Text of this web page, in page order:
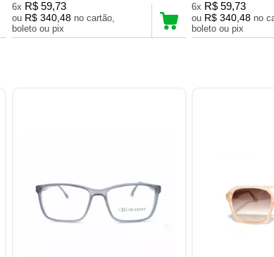
6x R$ 59,73
ou R$ 340,48 no cartão,
boleto ou pix
6x R$ 59,73
ou R$ 340,48 no cartão,
boleto ou pix